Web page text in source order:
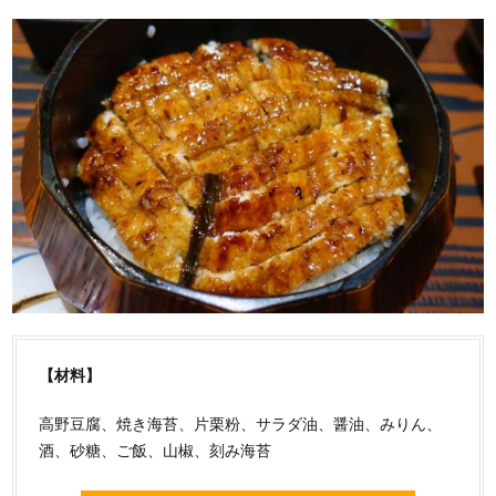
【材料】
高野豆腐、焼き海苔、片栗粉、サラダ油、醤油、みりん、
酒、砂糖、ご飯、山椒、刻み海苔